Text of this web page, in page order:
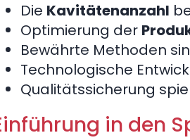
Die Kavitätenanzahl
Optimierung der
Bewährte Methoden
Technologische
Qualitätssicherung
in den